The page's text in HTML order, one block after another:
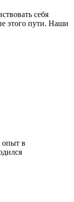
себя
этого пути. Наши
опыт в